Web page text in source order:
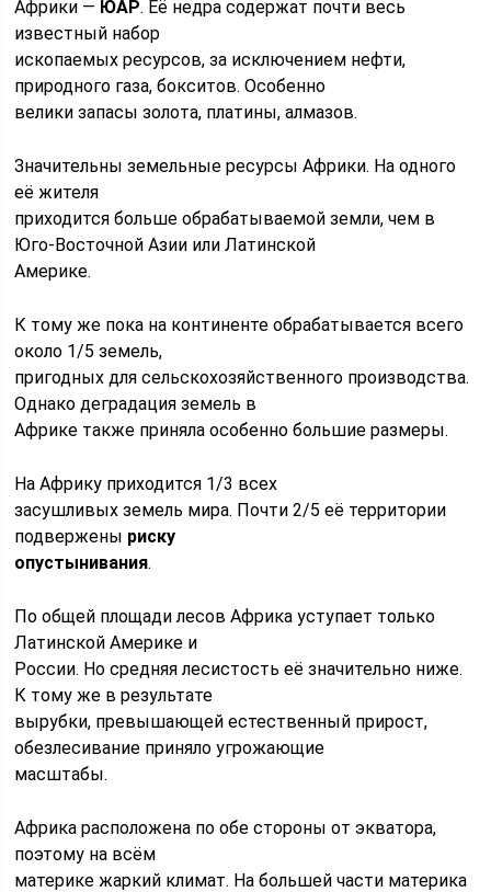
Африки — ЮАР. Её недра содержат почти весь
известный набор
ископаемых ресурсов, за исключением нефти,
природного газа, бокситов. Особенно
велики запасы золота, платины, алмазов.
Значительны земельные ресурсы Африки. На одного
её жителя
приходится больше обрабатываемой земли, чем в
Юго-Восточной Азии или Латинской
Америке.
К тому же пока на континенте обрабатывается вceгo
около 1/5 земель,
пригодных для сельскохозяйственного производства.
Однако деградация земель в
Африке также приняла особенно большие размеры.
На Африку приходится 1/3 всех
засушливых земель мира. Почти 2/5 её территории
подвержены риску
опустынивания.
По общей площади лесов Африка уступает только
Латинской Америке и
России. Но cpeдняя лесистость её значительно ниже.
К тому же в результате
вырубки, превышающей естественный прирост,
обезлесивание приняло угрожающие
масштабы.
Африка расположена по обе стороны от экватора,
поэтому на всём
материке жаркий климат. На большей части материка